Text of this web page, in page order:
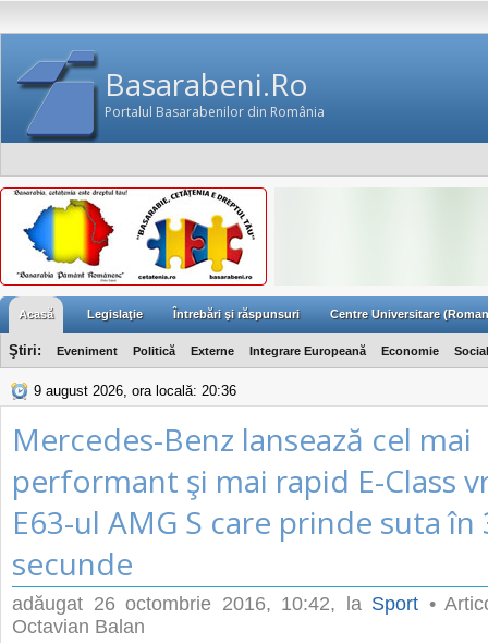
Basarabeni.Ro
Portalul Basarabenilor din România
Acasă Legislaţie Întrebări şi răspunsuri Centre Universitare
Ştiri: Eveniment Politică Externe Integrare Europeană Economie Social
9 august 2026, ora locală: 20:36
Mercedes-Benz lansează cel mai
performant şi mai rapid E-Class
E63-ul AMG S care prinde suta în
secunde
adăugat 26 octombrie 2016, 10:42, la Sport •
Octavian Balan